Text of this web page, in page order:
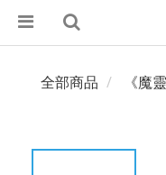
全部商品 《魔